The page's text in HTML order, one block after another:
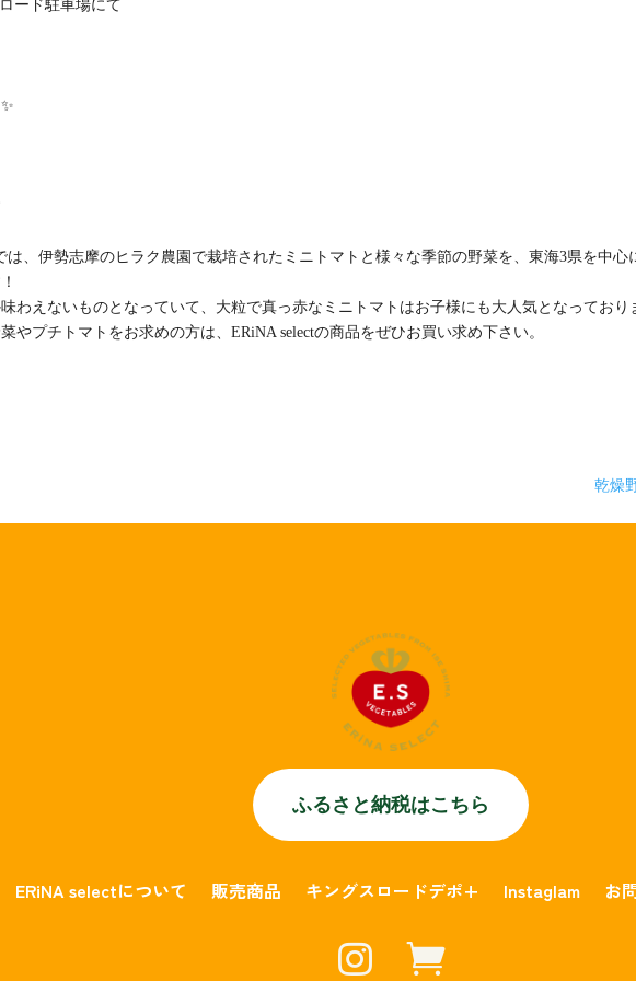
ード駐車場にて
は、伊勢志摩のヒラク農園で栽培されたミニトマトと様々な季節の野菜を、東海3県を中心
わえないものとなっていて、大粒で真っ赤なミニトマトはお子様にも大人気となっており
やプチトマトをお求めの方は、ERiNA selectの商品をぜひお買い求め下さい。
乾燥
ふるさと納税はこちら
ERiNA selectについて 販売商品 キングスロードデポ+ Instaglam お
 